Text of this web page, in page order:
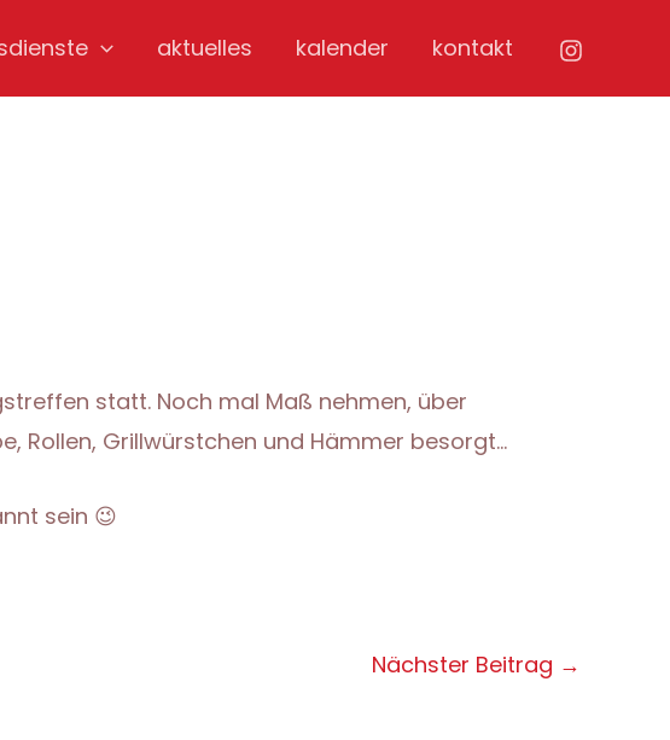
aktuelles kalender kontakt
statt. Noch mal Maß nehmen, über
Rollen, Grillwürstchen und Hämmer besorgt…
sein 😉
Nächster Beitrag →